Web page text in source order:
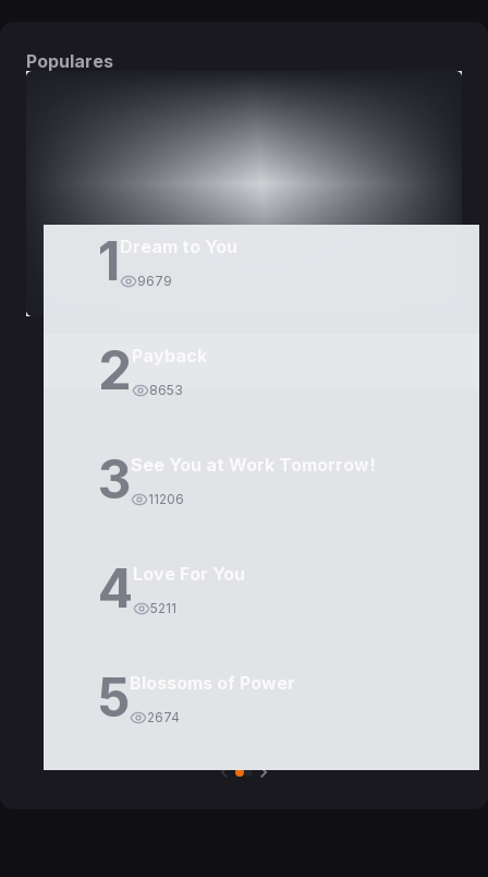
Populares
1 Dream to You
9679
2 8653
3See You at Work Tomorrow!
11206
4Love For You
5211
5Blossoms of Power
2674